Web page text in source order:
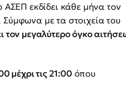
εκδίδει κάθε μήνα τον
με τα στοιχεία του
τον μεγαλύτερο όγκο
μέχρι τις 21:00όπου